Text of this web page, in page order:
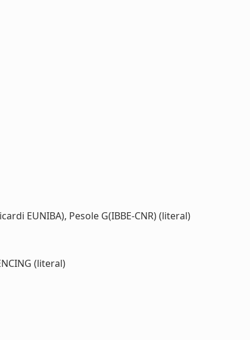
EUNIBA), Pesole G(IBBE-CNR) (literal)
(literal)